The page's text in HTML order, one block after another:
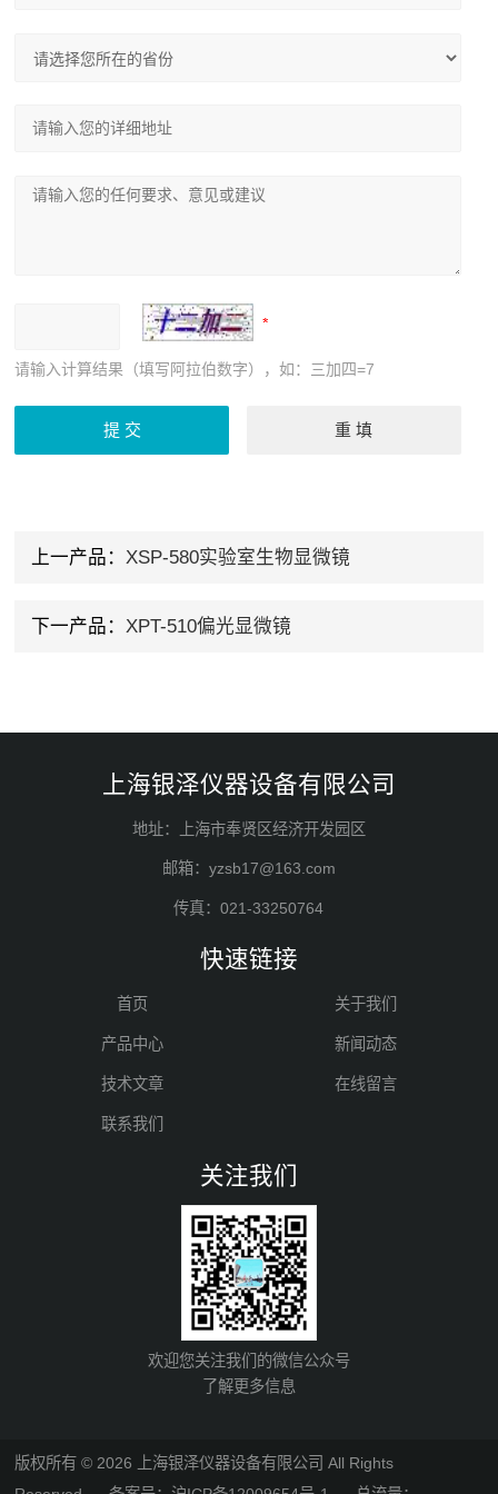
请输入计算结果（填写阿拉伯数字），如：三加四=7
上一产品： XSP-580实验室生物显微镜
下一产品： XPT-510偏光显微镜
上海银泽仪器设备有限公司
地址：上海市奉贤区经济开发园区
邮箱：yzsb17@163.com
传真：021-33250764
快速链接
首页 关于我们
产品中心 新闻动态
技术文章 在线留言
联系我们
关注我们
欢迎您关注我们的微信公众号
了解更多信息
版权所有 © 2026 上海银泽仪器设备有限公司 All Rights